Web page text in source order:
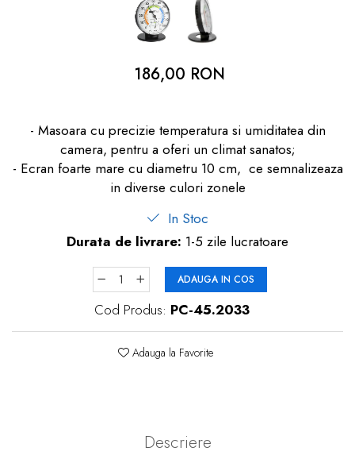
Produse îngrijire copii
186,00 RON
- Masoara cu precizie temperatura si umiditatea din
camera, pentru a oferi un climat sanatos;
- Ecran foarte mare cu diametru 10 cm, ce semnalizeaza
in diverse culori zonele
In Stoc
Durata de livrare: 1-5 zile lucratoare
ADAUGA IN COS
Cod Produs: PC-45.2033
Adauga la Favorite
Descriere